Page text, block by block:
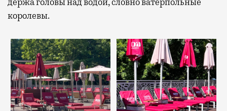
королевы.